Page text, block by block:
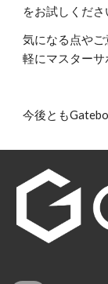
をお試しくださ
気になる点や
軽にマスターサ
今後とも